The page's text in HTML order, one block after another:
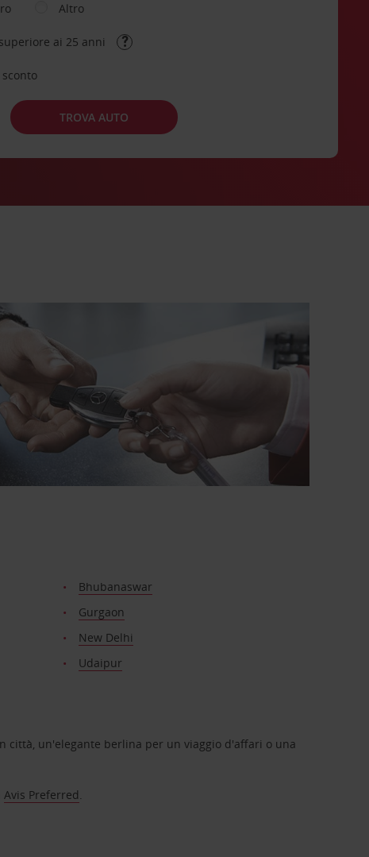
Altro
ai 25 anni
TROVA AUTO
Bhubanaswar
Gurgaon
New Delhi
Udaipur
città, un'elegante berlina per un viaggio d'affari o una
Avis Preferred.